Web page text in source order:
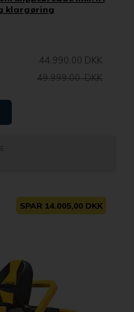
klargøring
44.990,00 DKK
49.999,00 DKK
SPAR 14.005,00 DKK